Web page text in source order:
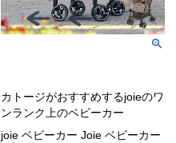
カトージがおすすめするjoieのワ
ンランク上のベビーカー
joie ベビーカー Joie ベビーカー